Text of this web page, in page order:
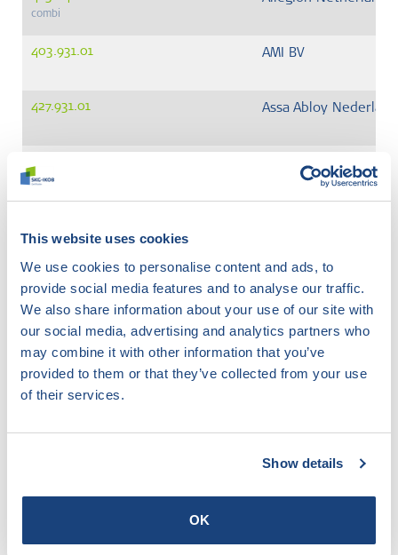
This website uses cookies
We use cookies to personalise content and ads, to
provide social media features and to analyse our traffic.
We also share information about your use of our site with
our social media, advertising and analytics partners who
may combine it with other information that you’ve
provided to them or that they’ve collected from your use
of their services.
Show details
OK
combi
403.931.01 AMI BV
427.931.01 Assa Abloy
Buva Rationele
465.931.01 Dulimex BV
465.931.02 Dulimex BV
Intersteel
Intersteel
415.711.04